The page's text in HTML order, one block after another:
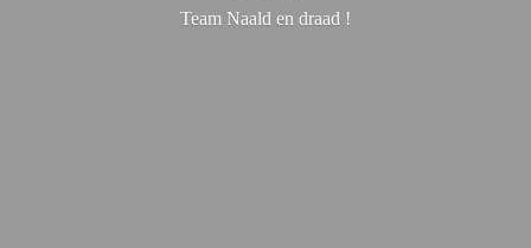
Team Naald en draad !